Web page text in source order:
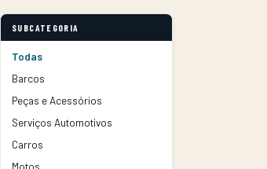
SUBCATEGORIA
Todas
Barcos
Peças e Acessórios
Serviços Automotivos
Carros